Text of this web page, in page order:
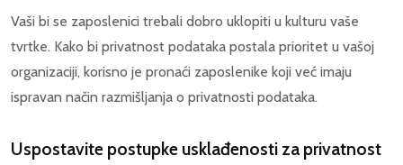
Vaši bi se zaposlenici trebali dobro uklopiti u kulturu vaše
tvrtke. Kako bi privatnost podataka postala prioritet u vašoj
organizaciji, korisno je pronaći zaposlenike koji već imaju
ispravan način razmišljanja o privatnosti podataka.
Uspostavite postupke usklađenosti za privatnost